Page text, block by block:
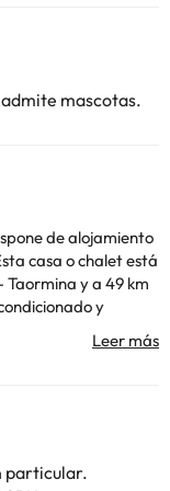
mascotas.
de alojamiento
casa o chalet está
y a 49 km
y artículos de
nevera, microondas
está a 16
de soltero
particular.